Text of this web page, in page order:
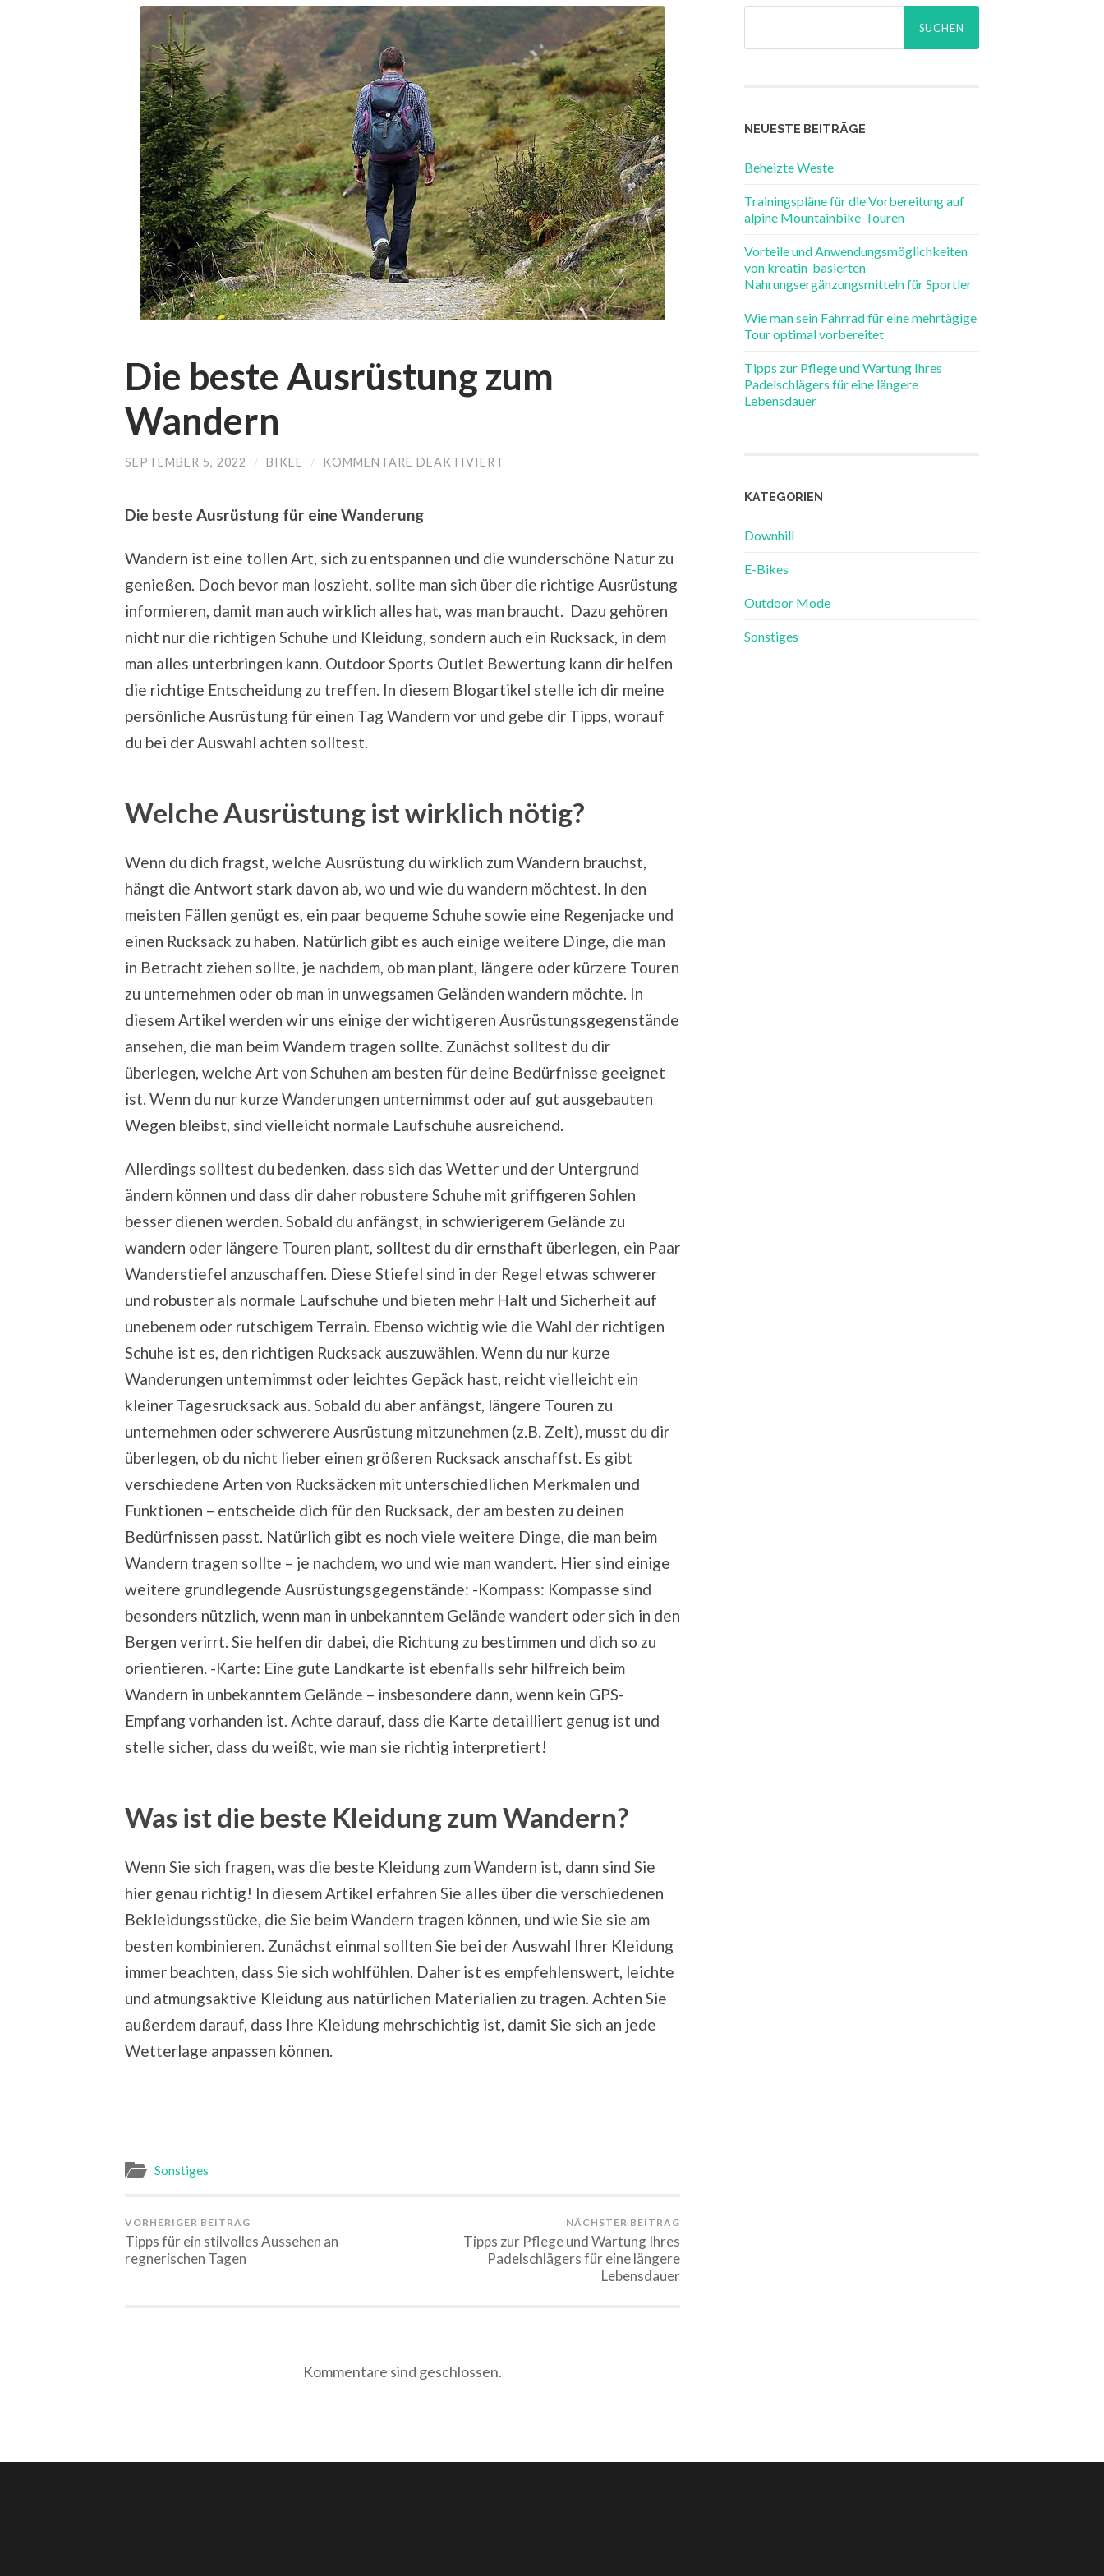
Die beste Ausrüstung zum
Wandern
SEPTEMBER 5, 2022 / BIKEE / KOMMENTARE DEAKTIVIERT
Die beste Ausrüstung für eine Wanderung
Wandern ist eine tollen Art, sich zu entspannen und die wunderschöne Natur zu
genießen. Doch bevor man loszieht, sollte man sich über die richtige Ausrüstung
informieren, damit man auch wirklich alles hat, was man braucht. Dazu gehören
nicht nur die richtigen Schuhe und Kleidung, sondern auch ein Rucksack, in dem
man alles unterbringen kann. Outdoor Sports Outlet Bewertung kann dir helfen
die richtige Entscheidung zu treffen. In diesem Blogartikel stelle ich dir meine
persönliche Ausrüstung für einen Tag Wandern vor und gebe dir Tipps, worauf
du bei der Auswahl achten solltest.
Welche Ausrüstung ist wirklich nötig?
Wenn du dich fragst, welche Ausrüstung du wirklich zum Wandern brauchst,
hängt die Antwort stark davon ab, wo und wie du wandern möchtest. In den
meisten Fällen genügt es, ein paar bequeme Schuhe sowie eine Regenjacke und
einen Rucksack zu haben. Natürlich gibt es auch einige weitere Dinge, die man
in Betracht ziehen sollte, je nachdem, ob man plant, längere oder kürzere Touren
zu unternehmen oder ob man in unwegsamen Geländen wandern möchte. In
diesem Artikel werden wir uns einige der wichtigeren Ausrüstungsgegenstände
ansehen, die man beim Wandern tragen sollte. Zunächst solltest du dir
überlegen, welche Art von Schuhen am besten für deine Bedürfnisse geeignet
ist. Wenn du nur kurze Wanderungen unternimmst oder auf gut ausgebauten
Wegen bleibst, sind vielleicht normale Laufschuhe ausreichend.
Allerdings solltest du bedenken, dass sich das Wetter und der Untergrund
ändern können und dass dir daher robustere Schuhe mit griffigeren Sohlen
besser dienen werden. Sobald du anfängst, in schwierigerem Gelände zu
wandern oder längere Touren plant, solltest du dir ernsthaft überlegen, ein Paar
Wanderstiefel anzuschaffen. Diese Stiefel sind in der Regel etwas schwerer
und robuster als normale Laufschuhe und bieten mehr Halt und Sicherheit auf
unebenem oder rutschigem Terrain. Ebenso wichtig wie die Wahl der richtigen
Schuhe ist es, den richtigen Rucksack auszuwählen. Wenn du nur kurze
Wanderungen unternimmst oder leichtes Gepäck hast, reicht vielleicht ein
kleiner Tagesrucksack aus. Sobald du aber anfängst, längere Touren zu
unternehmen oder schwerere Ausrüstung mitzunehmen (z.B. Zelt), musst du dir
überlegen, ob du nicht lieber einen größeren Rucksack anschaffst. Es gibt
verschiedene Arten von Rucksäcken mit unterschiedlichen Merkmalen und
Funktionen – entscheide dich für den Rucksack, der am besten zu deinen
Bedürfnissen passt. Natürlich gibt es noch viele weitere Dinge, die man beim
Wandern tragen sollte – je nachdem, wo und wie man wandert. Hier sind einige
weitere grundlegende Ausrüstungsgegenstände: -Kompass: Kompasse sind
besonders nützlich, wenn man in unbekanntem Gelände wandert oder sich in den
Bergen verirrt. Sie helfen dir dabei, die Richtung zu bestimmen und dich so zu
orientieren. -Karte: Eine gute Landkarte ist ebenfalls sehr hilfreich beim
Wandern in unbekanntem Gelände – insbesondere dann, wenn kein GPS-
Empfang vorhanden ist. Achte darauf, dass die Karte detailliert genug ist und
stelle sicher, dass du weißt, wie man sie richtig interpretiert!
Was ist die beste Kleidung zum Wandern?
Wenn Sie sich fragen, was die beste Kleidung zum Wandern ist, dann sind Sie
hier genau richtig! In diesem Artikel erfahren Sie alles über die verschiedenen
Bekleidungsstücke, die Sie beim Wandern tragen können, und wie Sie sie am
besten kombinieren. Zunächst einmal sollten Sie bei der Auswahl Ihrer Kleidung
immer beachten, dass Sie sich wohlfühlen. Daher ist es empfehlenswert, leichte
und atmungsaktive Kleidung aus natürlichen Materialien zu tragen. Achten Sie
außerdem darauf, dass Ihre Kleidung mehrschichtig ist, damit Sie sich an jede
Wetterlage anpassen können.
Sonstiges
VORHERIGER BEITRAG
Tipps für ein stilvolles Aussehen an
regnerischen Tagen
NÄCHSTER BEITRAG
Tipps zur Pflege und Wartung Ihres
Padelschlägers für eine längere
Lebensdauer
Kommentare sind geschlossen.
Suche
NEUESTE BEITRÄGE
Beheizte Weste
Trainingspläne für die Vorbereitung auf
alpine Mountainbike-Touren
Vorteile und Anwendungsmöglichkeiten
von kreatin-basierten
Nahrungsergänzungsmitteln für Sportler
Wie man sein Fahrrad für eine mehrtägige
Tour optimal vorbereitet
Tipps zur Pflege und Wartung Ihres
Padelschlägers für eine längere
Lebensdauer
KATEGORIEN
Downhill
E-Bikes
Outdoor Mode
Sonstiges